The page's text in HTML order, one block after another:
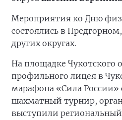
Мероприятия ко Дню
состоялись в
других округах.
На площадке Чукотского
профильного лицея в
марафона «Сила России»
шахматный турнир,
выступили